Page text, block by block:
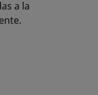
a la